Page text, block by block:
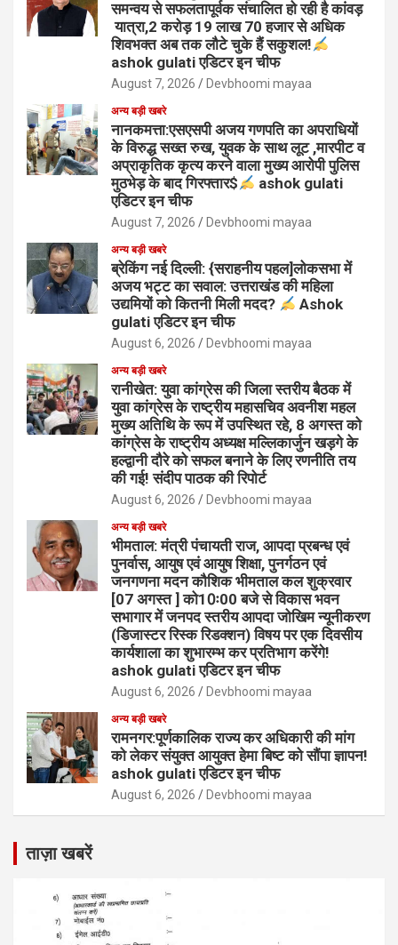
समन्वय से सफलतापूर्वक संचालित हो रही है कांवड़
यात्रा,2 करोड़ 19 लाख 70 हजार से अधिक
शिवभक्त अब तक लौटे चुके हैं सकुशल!
ashok gulati एडिटर इन चीफ
August 7, 2026 Devbhoomi mayaa
अन्य बड़ी खबरे
नानकमत्ता:एसएसपी अजय गणपति का अपराधियों
के विरुद्ध सख्त रुख, युवक के साथ लूट ,मारपीट व
अप्राकृतिक कृत्य करने वाला मुख्य आरोपी पुलिस
मुठभेड़ के बाद गिरफ्तार$
ashok gulati
एडिटर इन चीफ
August 7, 2026 Devbhoomi mayaa
अन्य बड़ी खबरे
ब्रेकिंग नई दिल्ली: {सराहनीय पहल]लोकसभा में
अजय भट्ट का सवाल: उत्तराखंड की महिला
उद्यमियों को कितनी मिली मदद?
Ashok
gulati एडिटर इन चीफ
August 6, 2026 Devbhoomi mayaa
अन्य बड़ी खबरे
रानीखेत: युवा कांग्रेस की जिला स्तरीय बैठक में
युवा कांग्रेस के राष्ट्रीय महासचिव अवनीश महल
मुख्य अतिथि के रूप में उपस्थित रहे, 8 अगस्त को
कांग्रेस के राष्ट्रीय अध्यक्ष मल्लिकार्जुन खड़गे के
हल्द्वानी दौरे को सफल बनाने के लिए रणनीति तय
की गई! संदीप पाठक की रिपोर्ट
August 6, 2026 Devbhoomi mayaa
अन्य बड़ी खबरे
भीमताल: मंत्री पंचायती राज, आपदा प्रबन्ध एवं
पुनर्वास, आयुष एवं आयुष शिक्षा, पुनर्गठन एवं
जनगणना मदन कौशिक भीमताल कल शुक्रवार
[07 अगस्त ] को10ः00 बजे से विकास भवन
सभागार में जनपद स्तरीय आपदा जोखिम न्यूनीकरण
(डिजास्टर रिस्क रिडक्शन) विषय पर एक दिवसीय
कार्यशाला का शुभारम्भ कर प्रतिभाग करेंगे!
ashok gulati एडिटर इन चीफ
August 6, 2026 Devbhoomi mayaa
अन्य बड़ी खबरे
रामनगर:पूर्णकालिक राज्य कर अधिकारी की मांग
को लेकर संयुक्त आयुक्त हेमा बिष्ट को सौंपा ज्ञापन!
ashok gulati एडिटर इन चीफ
August 6, 2026 Devbhoomi mayaa
ताज़ा खबरें